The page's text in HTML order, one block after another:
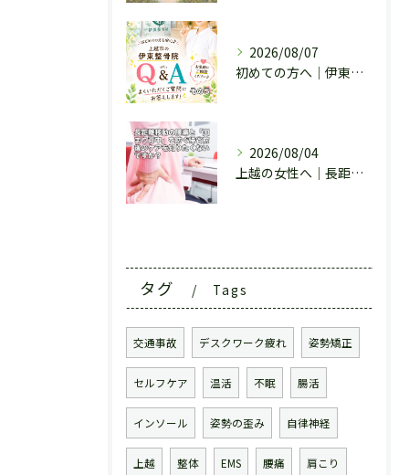
2026/08/07
初めての方へ｜伊東整骨院によくあるご質問 その５
2026/08/04
上越の女性へ｜長距離移動の腰痛と「固まり背中」を防ぐ帰省前後の温活ケア
タグ Tags
交通事故 デスクワーク疲れ 姿勢矯正
セルフケア 温活 不眠 腸活
インソール 姿勢の歪み 自律神経
上越 整体 EMS 腰痛 肩こり